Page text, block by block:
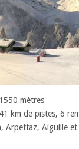
mètres
km de pistes, 6
Arpettaz, Aiguille